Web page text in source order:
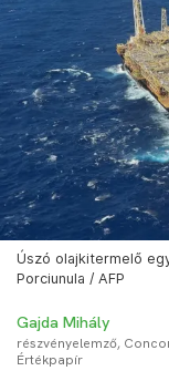
Úszó olajkitermelő
Porciunula / AFP
Gajda Mihály
részvényelemző,
Értékpapír